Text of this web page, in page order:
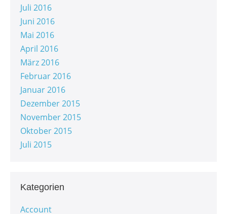
Juli 2016
Juni 2016
Mai 2016
April 2016
März 2016
Februar 2016
Januar 2016
Dezember 2015
November 2015
Oktober 2015
Juli 2015
Kategorien
Account